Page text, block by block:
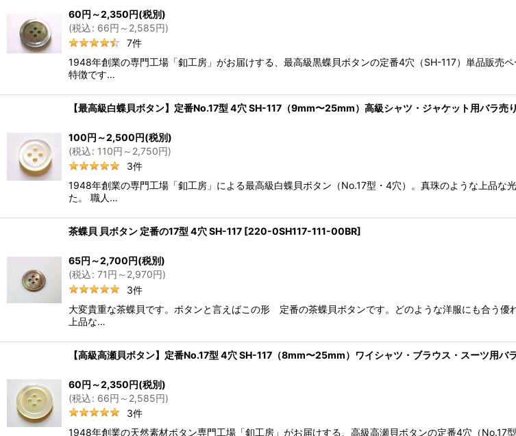
60円 ～2,350円(税別)
(税込: 66円 ～2,585円)
7件
1948年創業の専門工場「釦工房」がお届けする、最高級黒蝶貝ボタンの定番4穴（SH-117）単品販売
特徴です…
【最高級白蝶貝ボタン】定番No.17型 4穴 SH-117（9mm〜25mm）高級シャツ・ジャケット用バラ売り
100円 ～2,500円(税別)
(税込: 110円 ～2,750円)
3件
1948年創業の専門工場「釦工房」による最高級白蝶貝ボタン（No.17型・4穴）。真珠のような上品
た。 職人…
茶蝶貝 貝ボタン 定番の17型 4穴 SH-117 [220-0SH117-111-00BR]
65円 ～2,700 円(税別)
(税込: 71 円 ～2,970円)
3件
大変貴重な茶蝶貝です。ボタンと言えばこの形 定番の茶蝶貝ボタンです。どのような洋服にも合う
上品な…
【高級高瀬貝ボタン】定番No.17型 4穴 SH-117（8mm〜25mm）ワイシャツ・ブラウス・スーツ用バ
60円 ～2,350円(税別)
(税込: 66円 ～2,585円)
3件
1948年創業の天然素材ボタン専門工場「釦工房」がお届けする、高級高瀬貝ボタンの定番4穴（